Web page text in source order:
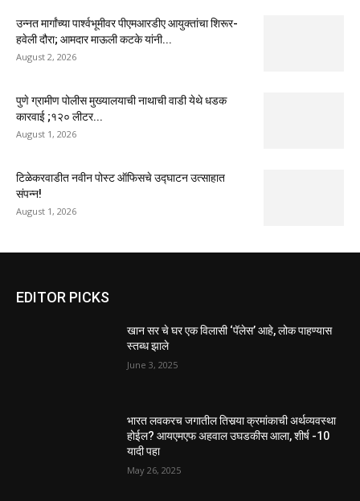
उन्नत मार्गांच्या पार्श्वभूमीवर पीएमआरडीए आयुक्तांचा शिरूर-
हवेली दौरा; आमदार माऊली कटके यांनी...
August 2, 2026
पुणे ग्रामीण पोलीस मुख्यालयाची नाथाची वाडी येथे धडक
कारवाई ;१२० लीटर...
August 1, 2026
टिळेकरवाडीत नवीन पोस्ट ऑफिसचे उद्घाटन उत्साहात
संपन्न!
August 1, 2026
EDITOR PICKS
खान सर चे घर एक विलासी ‘पॅलेस’ आहे, लोक पाहण्यास
स्तब्ध झाले
June 3, 2025
भारत लवकरच जगातील तिसर्‍या क्रमांकाची अर्थव्यवस्था
होईल? आयएमएफ अहवाल उघडकीस आला, शीर्ष -10
यादी पहा
May 26, 2025